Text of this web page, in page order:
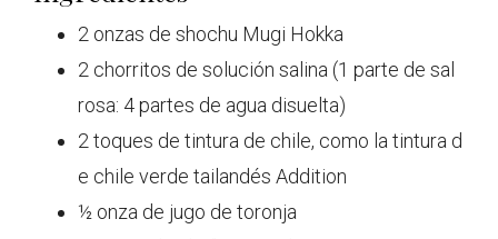
2 onzas de shochu Mugi Hokka
2 chorritos de solución salina (1 parte de sal
rosa: 4 partes de agua disuelta)
2 toques de tintura de chile, como la tintura d
e chile verde tailandés Addition
½ onza de jugo de toronja